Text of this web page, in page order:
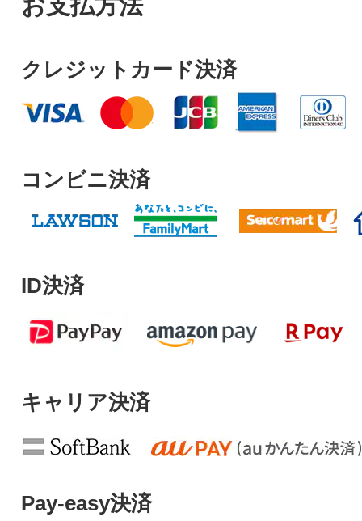
クレジットカード決済
コンビニ決済
ID決済
キャリア決済
Pay-easy決済